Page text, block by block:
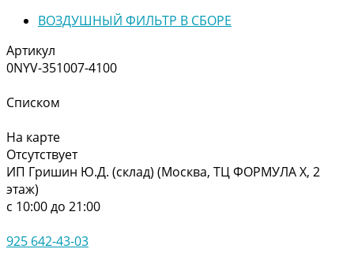
ВОЗДУШНЫЙ ФИЛЬТР В СБОРЕ
Артикул
0NYV-351007-4100
Списком
На карте
Отсутствует
ИП Гришин Ю.Д. (склад) (Москва, ТЦ ФОРМУЛА Х, 2
этаж)
с 10:00 до 21:00
925 642-43-03